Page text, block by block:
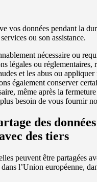
vos données pendant la
ou son assistance.
nécessaire ou
légales ou réglementaires,
et les abus ou
également conserver
même après la
besoin de vous fournir
des données
des tiers
peuvent être partagées
l’Union européenne,